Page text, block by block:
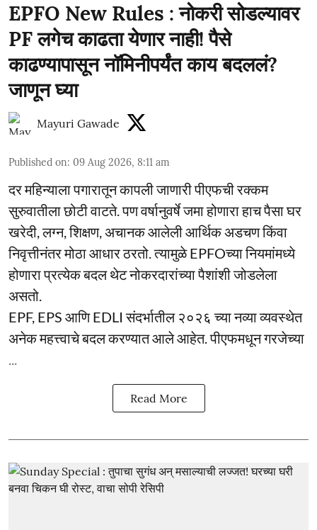
EPFO New Rules : नोकरी सोडल्यावर
PF लगेच काढता येणार नाही! पैसे
काढण्यापासून नॉमिनीपर्यंत काय बदललं?
जाणून घ्या
Mayuri Gawade
Published on: 09 Aug 2026, 8:11 am
दर महिन्याला पगारातून कापली जाणारी पीएफची रक्कम
सुरुवातीला छोटी वाटते. पण वर्षानुवर्षे जमा होणारा हाच पैसा घर
खरेदी, लग्न, शिक्षण, अचानक आलेली आर्थिक अडचण किंवा
निवृत्तीनंतर मोठा आधार ठरतो. त्यामुळे EPFOच्या नियमांमध्ये
होणारा प्रत्येक बदल थेट नोकरदारांच्या पैशांशी जोडलेला
असतो.
EPF, EPS आणि EDLI संदर्भातील २०२६ च्या नव्या व्यवस्थेत
अनेक महत्त्वाचे बदल करण्यात आले आहेत. पीएफमधून गरजेच्या
...
Read More